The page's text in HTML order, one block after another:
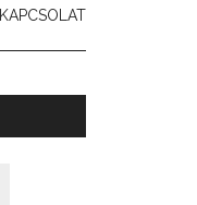
KAPCSOLAT